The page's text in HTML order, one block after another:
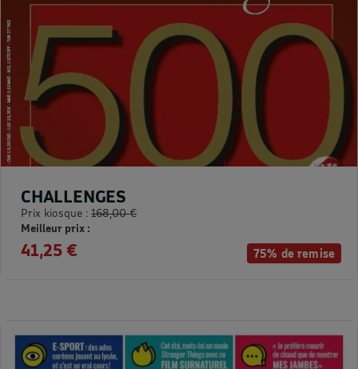
75% de remise
CHALLENGES
Prix kiosque : 168,00 €
Meilleur prix :
41,25 €